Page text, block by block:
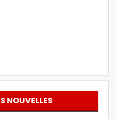
NOUVELLES